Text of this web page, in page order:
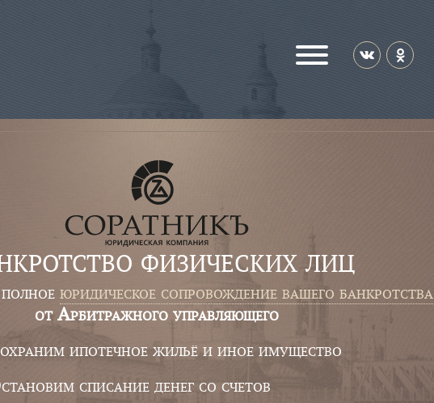
физических лиц
юридическое сопровождение вашего банкротства
от Арбитражного управляющего
ипотечное жильё и иное имущество
списание денег со счетов